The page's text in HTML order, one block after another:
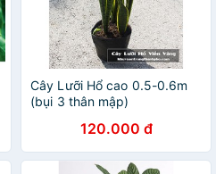
Cây Lưỡi Hổ cao 0.5-0.6m
(bụi 3 thân mập)
120.000 đ